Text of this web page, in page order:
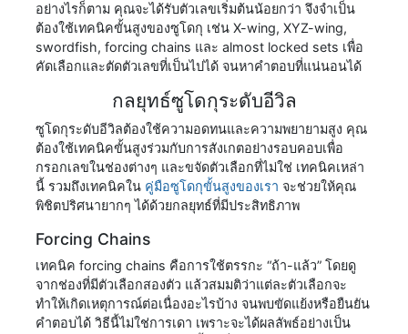
อย่างไรก็ตาม คุณจะได้รับตัวเลขเริ่มต้นน้อยกว่า จึงจำเป็น
ต้องใช้เทคนิคขั้นสูงของซูโดกุ เช่น X-wing, XYZ-wing,
swordfish, forcing chains และ almost locked sets เพื่อ
คัดเลือกและตัดตัวเลขที่เป็นไปได้ จนหาคำตอบที่แน่นอนได้
กลยุทธ์ซูโดกุระดับอีวิล
ซูโดกุระดับอีวิลต้องใช้ความอดทนและความพยายามสูง คุณ
ต้องใช้เทคนิคขั้นสูงร่วมกับการสังเกตอย่างรอบคอบเพื่อ
กรอกเลขในช่องต่างๆ และขจัดตัวเลือกที่ไม่ใช่ เทคนิคเหล่า
นี้ รวมถึงเทคนิคใน คู่มือซูโดกุขั้นสูงของเรา จะช่วยให้คุณ
พิชิตปริศนายากๆ ได้ด้วยกลยุทธ์ที่มีประสิทธิภาพ
Forcing Chains
เทคนิค forcing chains คือการใช้ตรรกะ “ถ้า-แล้ว” โดยดู
จากช่องที่มีตัวเลือกสองตัว แล้วสมมติว่าแต่ละตัวเลือกจะ
ทำให้เกิดเหตุการณ์ต่อเนื่องอะไรบ้าง จนพบขัดแย้งหรือยืนยัน
คำตอบได้ วิธีนี้ไม่ใช่การเดา เพราะจะได้ผลลัพธ์อย่างเป็น